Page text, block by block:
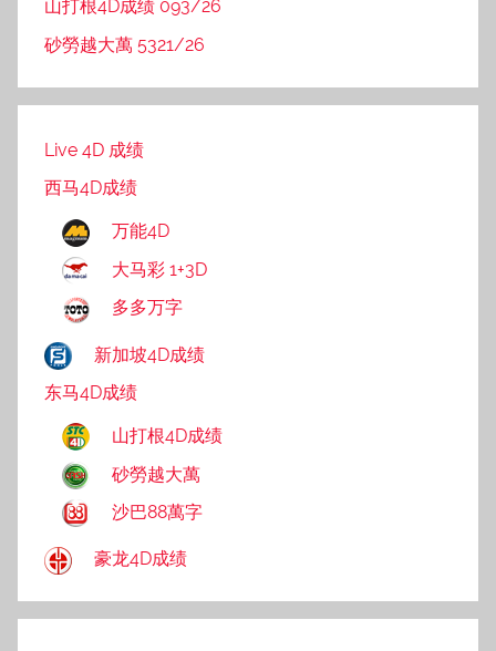
山打根4D成绩 093/26
砂勞越大萬 5321/26
Live 4D 成绩
西马4D成绩
万能4D
大马彩 1+3D
多多万字
新加坡4D成绩
东马4D成绩
山打根4D成绩
砂勞越大萬
沙巴88萬字
豪龙4D成绩